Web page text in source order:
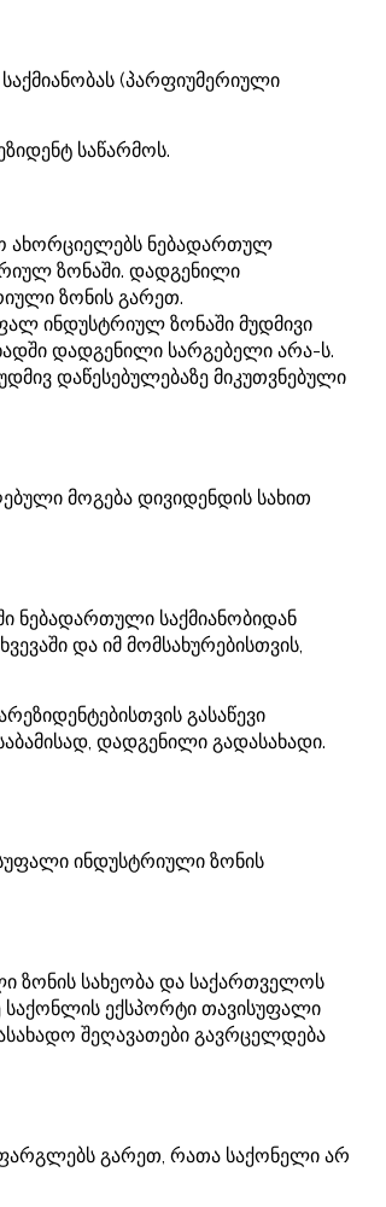
(პარფიუმერიული
საწარმოს.
ახორციელებს ნებადართულ
ზონაში. დადგენილი
ზონის გარეთ.
ინდუსტრიულ ზონაში მუდმივი
დადგენილი სარგებელი არა-ს.
დაწესებულებაზე მიკუთვნებული
მოგება დივიდენდის სახით
ნებადართული საქმიანობიდან
და იმ მომსახურებისთვის,
გასაწევი
დადგენილი გადასახადი.
ინდუსტრიული ზონის
ზონის სახეობა და საქართველოს
საქონლის ექსპორტი თავისუფალი
შეღავათები გავრცელდება
გარეთ, რათა საქონელი არ